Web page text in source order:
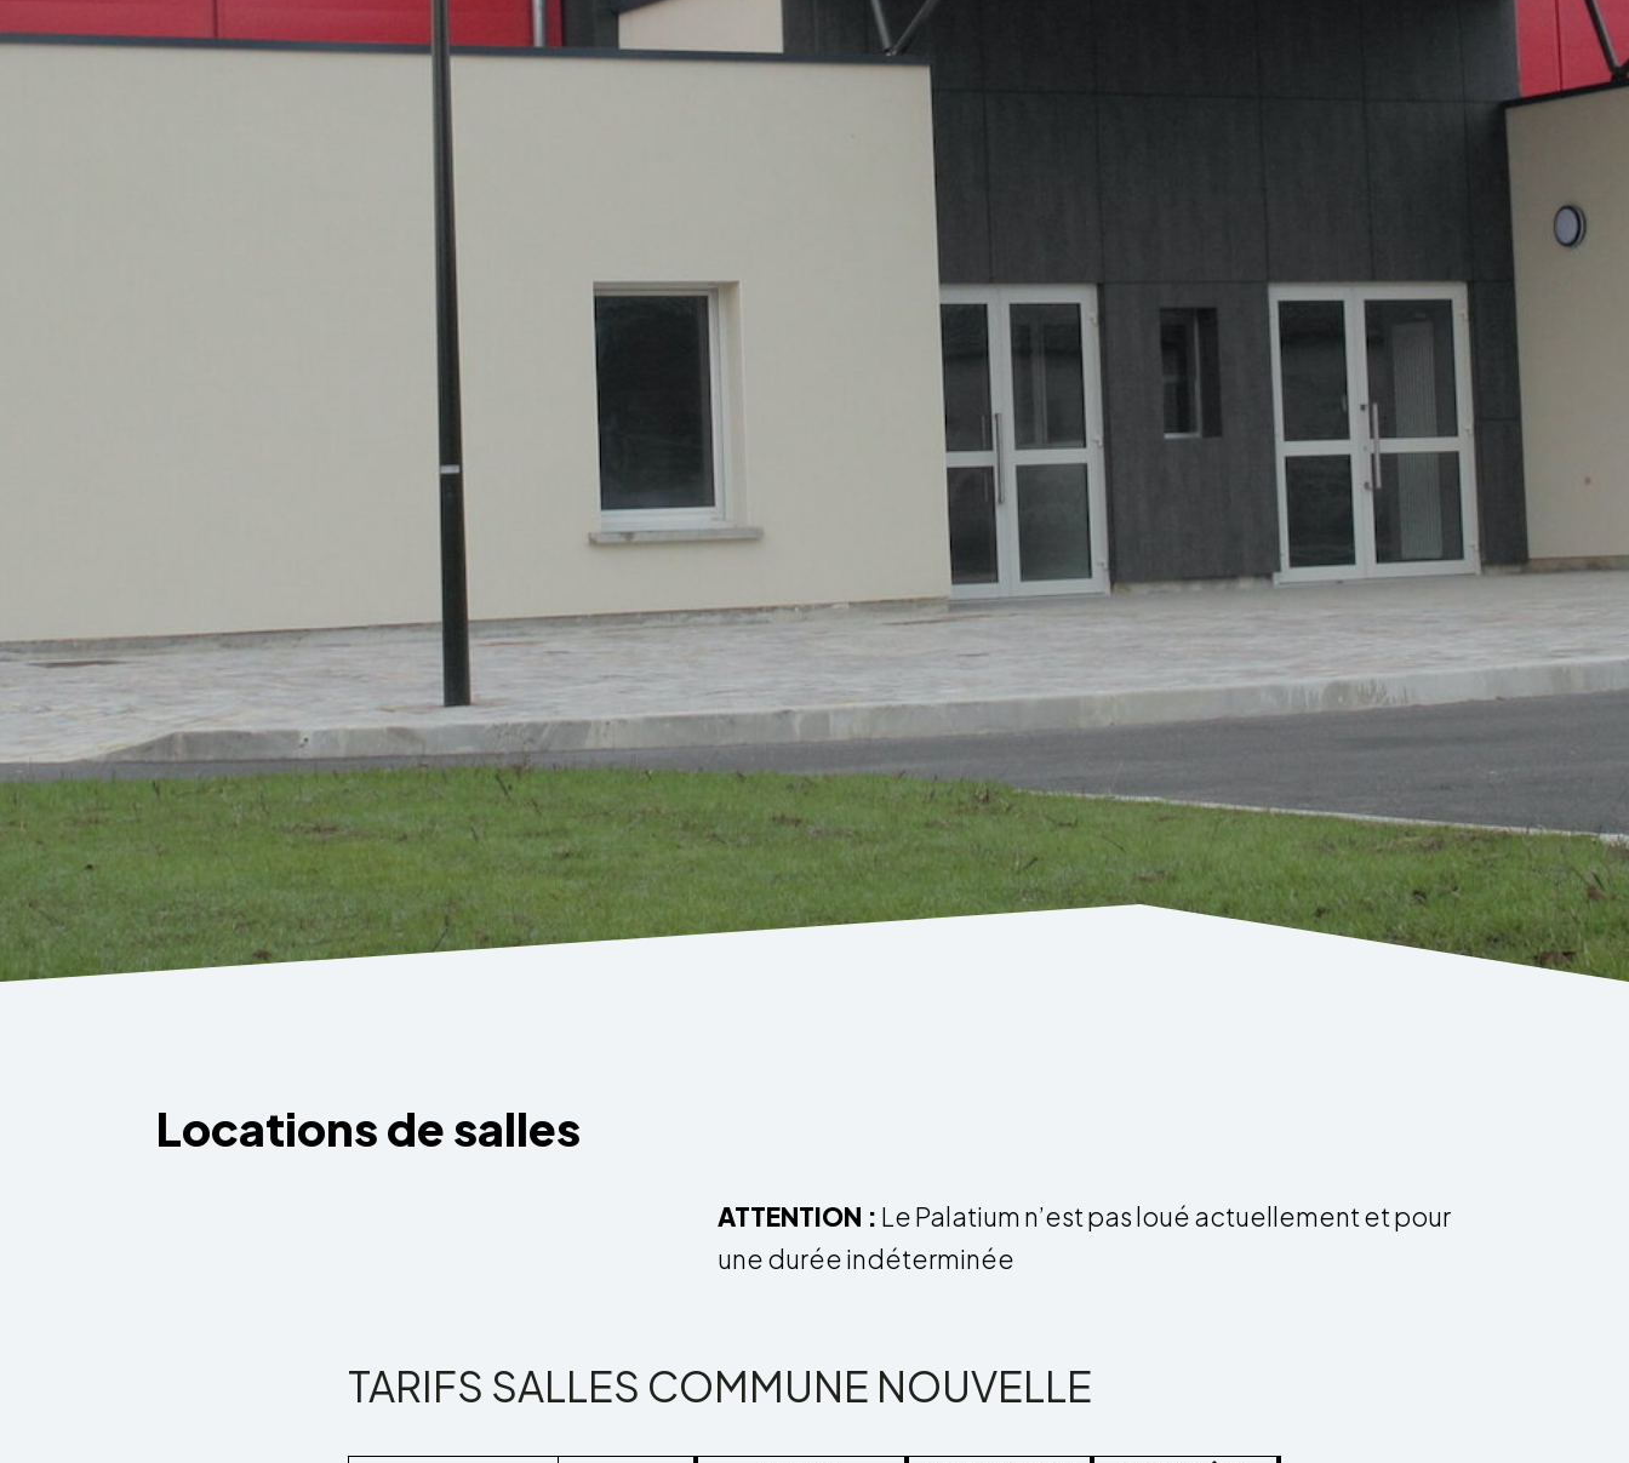
Locations de salles
ATTEN­TION : Le Pala­tium n’est pas loué actuel­le­ment et pour
une durée indé­ter­mi­née
TARIFS SALLES COMMUNE NOUVELLE